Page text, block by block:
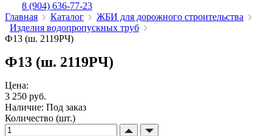
8 (904) 636-77-23
Главная
Каталог
ЖБИ для дорожного строительства
Изделия водопропускных труб
Ф13 (ш. 2119РЧ)
Ф13 (ш. 2119РЧ)
Цена:
3 250 руб.
Наличие: Под заказ
Количество (шт.)